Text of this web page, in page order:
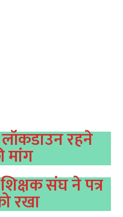
रहने
मांग
संघ ने पत्र
रखा